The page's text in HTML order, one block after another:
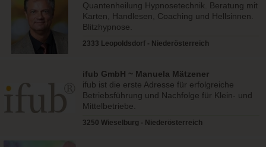
Quantenheilung Hypnosetechnik. Beratung mit
Karten, Handlesen, Coaching und Hellsinnen.
Blitzhypnose.
2333 Leopoldsdorf - Niederösterreich
ifub GmbH ~ Manuela Mätzener
ifub ist die erste Adresse für erfolgreiche
Betriebsführung und Nachfolge für Klein- und
Mittelbetriebe.
3250 Wieselburg - Niederösterreich